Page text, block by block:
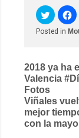
Posted in
Post
2018 ya ha
Valencia
Fotos
Viñales
mejor
con la